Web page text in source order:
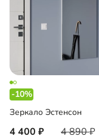
-10%
Зеркало Эстенсон
4 400 4 890